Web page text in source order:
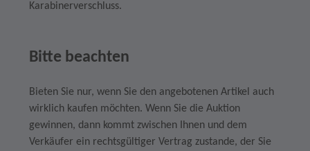
Karabinerverschluss.
Bitte beachten
Bieten Sie nur, wenn Sie den angebotenen Artikel auch
wirklich kaufen möchten. Wenn Sie die Auktion
gewinnen, dann kommt zwischen Ihnen und dem
Verkäufer ein rechtsgültiger Vertrag zustande, der Sie